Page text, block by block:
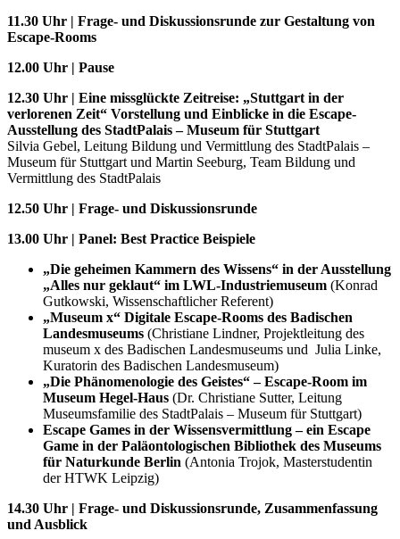
11.30 Uhr | Frage- und Diskussionsrunde zur Gestaltung von
Escape-Rooms
12.00 Uhr | Pause
12.30 Uhr | Eine missglückte Zeitreise: „Stuttgart in der
verlorenen Zeit“ Vorstellung und Einblicke in die Escape-
Ausstellung des StadtPalais – Museum für Stuttgart
Silvia Gebel, Leitung Bildung und Vermittlung des StadtPalais –
Museum für Stuttgart und Martin Seeburg, Team Bildung und
Vermittlung des StadtPalais
12.50 Uhr | Frage- und Diskussionsrunde
13.00 Uhr | Panel: Best Practice Beispiele
„Die geheimen Kammern des Wissens“ in der Ausstellung
„Alles nur geklaut“ im LWL-Industriemuseum (Konrad
Gutkowski, Wissenschaftlicher Referent)
„Museum x“ Digitale Escape-Rooms des Badischen
Landesmuseums (Christiane Lindner, Projektleitung des
museum x des Badischen Landesmuseums und Julia Linke,
Kuratorin des Badischen Landesmuseum)
„Die Phänomenologie des Geistes“ – Escape-Room im
Museum Hegel-Haus (Dr. Christiane Sutter, Leitung
Museumsfamilie des StadtPalais – Museum für Stuttgart)
Escape Games in der Wissensvermittlung – ein Escape
Game in der Paläontologischen Bibliothek des Museums
für Naturkunde Berlin (Antonia Trojok, Masterstudentin
der HTWK Leipzig)
14.30 Uhr | Frage- und Diskussionsrunde, Zusammenfassung
und Ausblick